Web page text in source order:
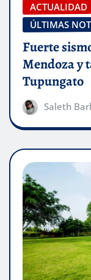
ACTUALIDAD
ÚLTIMAS
Fuerte
Mendoza y
Tupungato
Saleth